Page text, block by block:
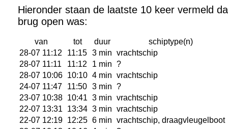
Hieronder staan de laatste 10 keer vermeld
brug open was:
van tot duur
schiptype(n)
28-07 11:12
11:15 3 min
vrachtschip
28-07 11:11
11:12 1 min
?
28-07 10:06 10:10 4 min
vrachtschip
24-07 11:47
11:50 3 min
?
23-07 10:38 10:41 3 min
vrachtschip
22-07 13:31
13:34 3 min
vrachtschip
22-07 12:19 12:25 6 min
vrachtschip, draagvleugelboot